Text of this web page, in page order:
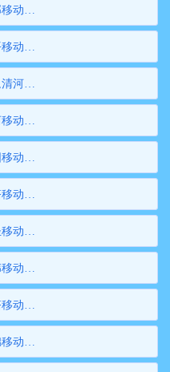
新邱CT方舱,新邱方舱CT厂家,新邱移动方舱CT,新邱医用CT方舱,新邱方舱式CT,新邱方舱CT
太平CT方舱,太平方舱CT厂家,太平移动方舱CT,太平医用CT方舱,太平方舱式CT,太平方舱CT
清河门CT方舱,清河门方舱CT厂家,清河门移动方舱CT,清河门医用CT方舱,清河门方舱式CT,清河门方舱CT
细河CT方舱,细河方舱CT厂家,细河移动方舱CT,细河医用CT方舱,细河方舱式CT,细河方舱CT
辽阳CT方舱,辽阳方舱CT厂家,辽阳移动方舱CT,辽阳医用CT方舱,辽阳方舱式CT,辽阳方舱CT
白塔CT方舱,白塔方舱CT厂家,白塔移动方舱CT,白塔医用CT方舱,白塔方舱式CT,白塔方舱CT
文圣CT方舱,文圣方舱CT厂家,文圣移动方舱CT,文圣医用CT方舱,文圣方舱式CT,文圣方舱CT
宏伟CT方舱,宏伟方舱CT厂家,宏伟移动方舱CT,宏伟医用CT方舱,宏伟方舱式CT,宏伟方舱CT
灯塔CT方舱,灯塔方舱CT厂家,灯塔移动方舱CT,灯塔医用CT方舱,灯塔方舱式CT,灯塔方舱CT
盘锦CT方舱,盘锦方舱CT厂家,盘锦移动方舱CT,盘锦医用CT方舱,盘锦方舱式CT,盘锦方舱CT